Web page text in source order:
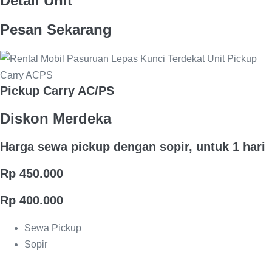
Pesan Sekarang
Pickup Carry AC/PS
Diskon Merdeka
Harga sewa pickup dengan sopir, untuk 1 hari
Rp 450.000
Rp 400.000
Sewa Pickup
Sopir